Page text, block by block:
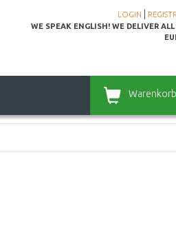
LOGIN
WE SPEAK ENGLISH! WE DELIVER ALL
Warenkorb